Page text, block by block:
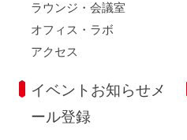
ラウンジ・会議室
オフィス・ラボ
アクセス
イベントお知らせメ
ール登録